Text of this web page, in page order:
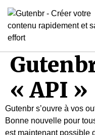
« API »
Gutenbr s’ouvre à vos
Bonne nouvelle pour
est maintenant possible